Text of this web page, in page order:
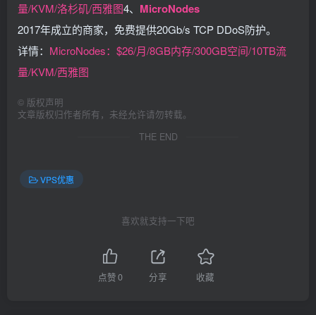
量/KVM/洛杉矶/西雅图4、 MicroNodes
2017年成立的商家，免费提供20Gb/s TCP DDoS防护。
详情： MicroNodes：$26/月/8GB内存/300GB空间/10TB流
量/KVM/西雅图
© 版权声明
文章版权归作者所有，未经允许请勿转载。
THE END
VPS优惠
喜欢就支持一下吧
点赞0 分享 收藏